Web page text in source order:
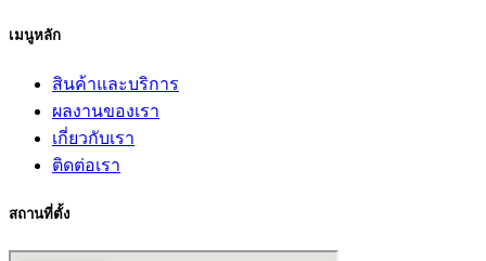
เมนูหลัก
สินค้าและบริการ
ผลงานของเรา
เกี่ยวกับเรา
ติดต่อเรา
สถานที่ตั้ง